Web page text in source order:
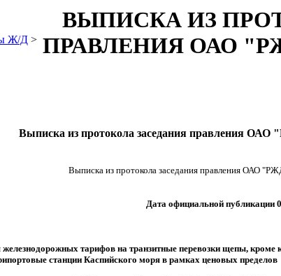
Ж/Д >
ВЫПИСКА ИЗ
ПРАВЛЕНИЯ ОАО
Выписка из протокола заседания правления ОАО
Выписка из протокола заседания правления ОАО
Дата официальной публикации
тарифов на транзитные перевозки щепы,
станции Каспийского моря в рамках ценовых пределов